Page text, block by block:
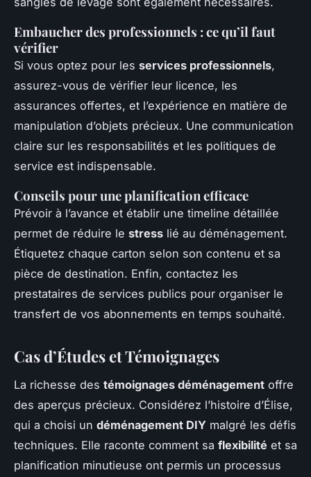
Embaucher des professionnels : ce qu’il faut
vérifier
Si vous optez pour les services professionnels,
assurez-vous de vérifier leur licence, les
assurances offertes, et l’expérience en matière de
manipulation d’objets précieux. Une communication
claire sur les responsabilités et les politiques de
service est indispensable.
Conseils pour une planification efficace
Prévoir à l’avance et établir une timeline détaillée
permet de réduire le stress lié au déménagement.
Étiquetez chaque carton selon son contenu et sa
pièce de destination. Enfin, contactez les
prestataires de services publics pour organiser le
transfert de vos abonnements en temps souhaité.
Cas d’Études et Témoignages
La richesse des témoignages déménagement offre
des aperçus précieux. Considérez l’histoire d’Élise,
qui a choisi un déménagement DIY malgré les défis
techniques. Elle raconte comment sa flexibilité et sa
planification minutieuse ont permis un processus